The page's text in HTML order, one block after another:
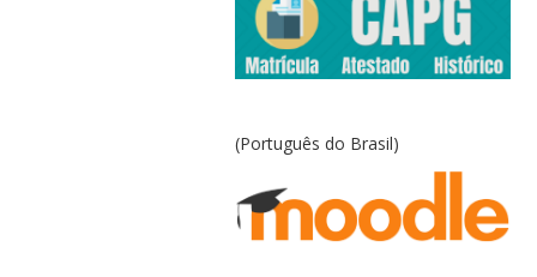
(Português do Brasil)